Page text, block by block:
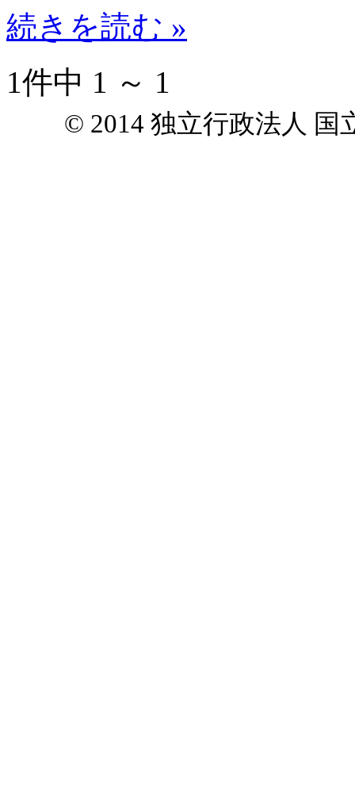
続きを読む »
1件中 1 ～ 1
© 2014 独立行政法人 国